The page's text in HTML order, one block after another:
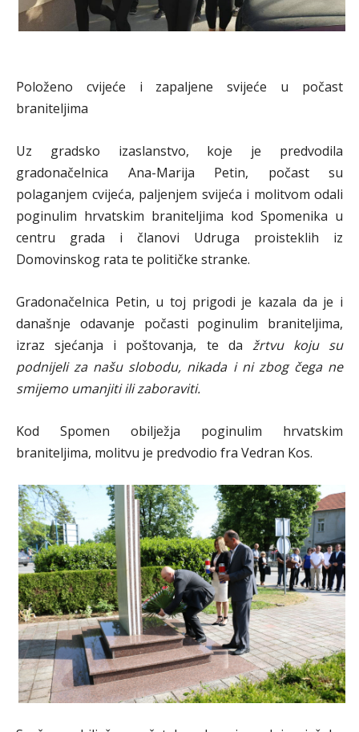
Položeno cvijeće i zapaljene svijeće u počast
braniteljima
Uz gradsko izaslanstvo, koje je predvodila
gradonačelnica Ana-Marija Petin, počast su
polaganjem cvijeća, paljenjem svijeća i molitvom odali
poginulim hrvatskim braniteljima kod Spomenika u
centru grada i članovi Udruga proisteklih iz
Domovinskog rata te političke stranke.
Gradonačelnica Petin, u toj prigodi je kazala da je i
današnje odavanje počasti poginulim braniteljima,
izraz sjećanja i poštovanja, te da žrtvu koju su
podnijeli za našu slobodu, nikada i ni zbog čega ne
smijemo umanjiti ili zaboraviti.
Kod Spomen obilježja poginulim hrvatskim
braniteljima, molitvu je predvodio fra Vedran Kos.